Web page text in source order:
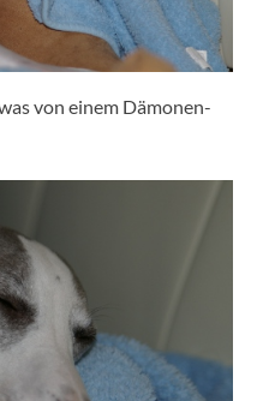
von einem Dämonen-